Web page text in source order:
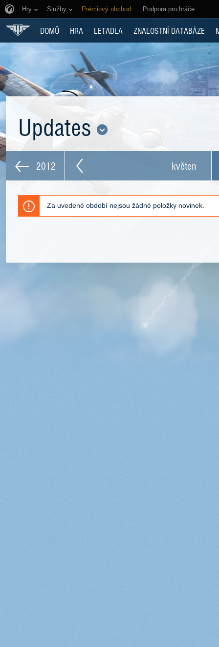
Hry Služby Prémiový obchod Podpora pro hráče
DOMŮ HRA LETADLA ZNALOSTNÍ DATABÁZE
Updates
2012 květen
Za uvedené období nejsou žádné položky novinek.